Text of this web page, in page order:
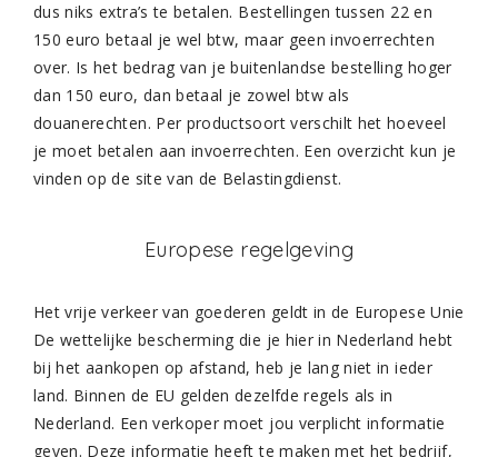
dus niks extra’s te betalen. Bestellingen tussen 22 en
150 euro betaal je wel btw, maar geen invoerrechten
over. Is het bedrag van je buitenlandse bestelling hoger
dan 150 euro, dan betaal je zowel btw als
douanerechten. Per productsoort verschilt het hoeveel
je moet betalen aan invoerrechten. Een overzicht kun je
vinden op de site van de Belastingdienst.
Europese regelgeving
Het vrije verkeer van goederen geldt in de Europese Unie
De wettelijke bescherming die je hier in Nederland hebt
bij het aankopen op afstand, heb je lang niet in ieder
land. Binnen de EU gelden dezelfde regels als in
Nederland. Een verkoper moet jou verplicht informatie
geven. Deze informatie heeft te maken met het bedrijf,